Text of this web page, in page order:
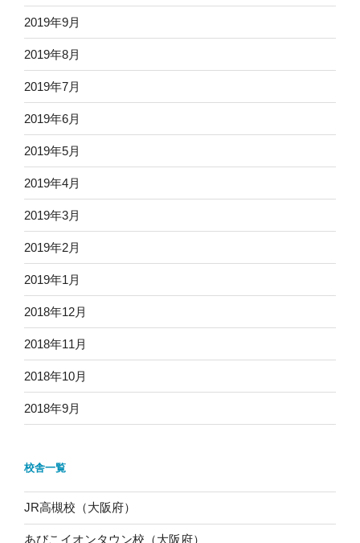
2019年9月
2019年8月
2019年7月
2019年6月
2019年5月
2019年4月
2019年3月
2019年2月
2019年1月
2018年12月
2018年11月
2018年10月
2018年9月
校舎一覧
JR高槻校（大阪府）
あびこイオンタウン校（大阪府）